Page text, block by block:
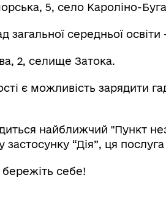
5, село Кароліно-
загальної середньої освіти
2, селище Затока.
є можливість зарядити
найближчий "Пункт
“Дія”, ця послуга
бережіть себе!